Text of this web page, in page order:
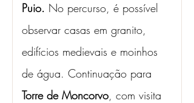
Puio. No percurso, é possível
observar casas em granito,
edifícios medievais e moinhos
de água. Continuação para
Torre de Moncorvo, com visita